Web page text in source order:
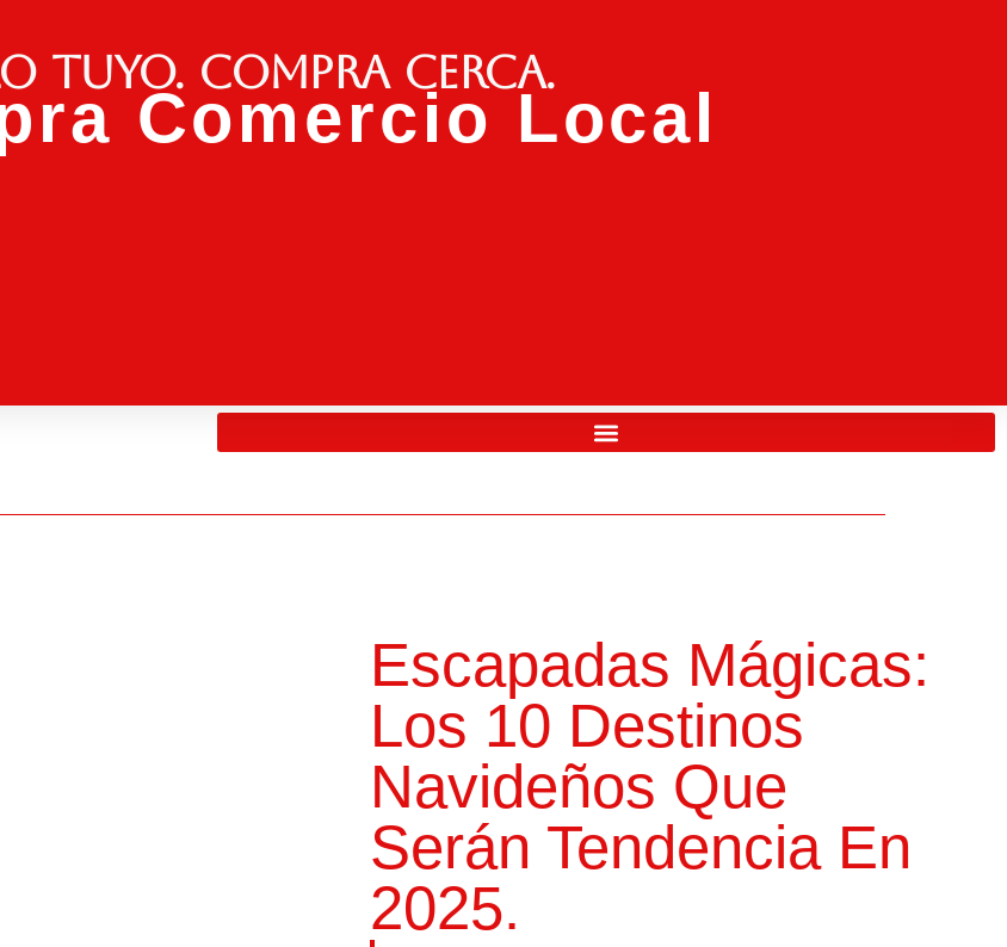
tuyo. Compra cerca.
Comercio Local
Escapadas Mágicas:
Los 10 Destinos
Navideños Que
Serán Tendencia En
2025.